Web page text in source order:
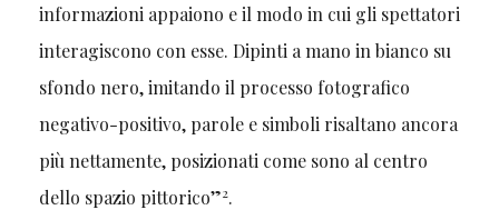
informazioni appaiono e il modo in cui gli spettatori
interagiscono con esse. Dipinti a mano in bianco su
sfondo nero, imitando il processo fotografico
negativo-positivo, parole e simboli risaltano ancora
più nettamente, posizionati come sono al centro
dello spazio pittorico”2.